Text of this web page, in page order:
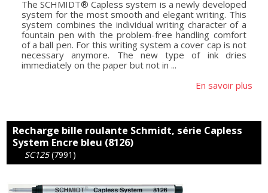
The SCHMIDT® Capless system is a newly developed
system for the most smooth and elegant writing. This
system combines the individual writing character of a
fountain pen with the problem-free handling comfort
of a ball pen. For this writing system a cover cap is not
necessary anymore. The new type of ink dries
immediately on the paper but not in ...
En savoir plus
Recharge bille roulante Schmidt, série Capless
System Encre bleu (8126)
SC125 (7991)